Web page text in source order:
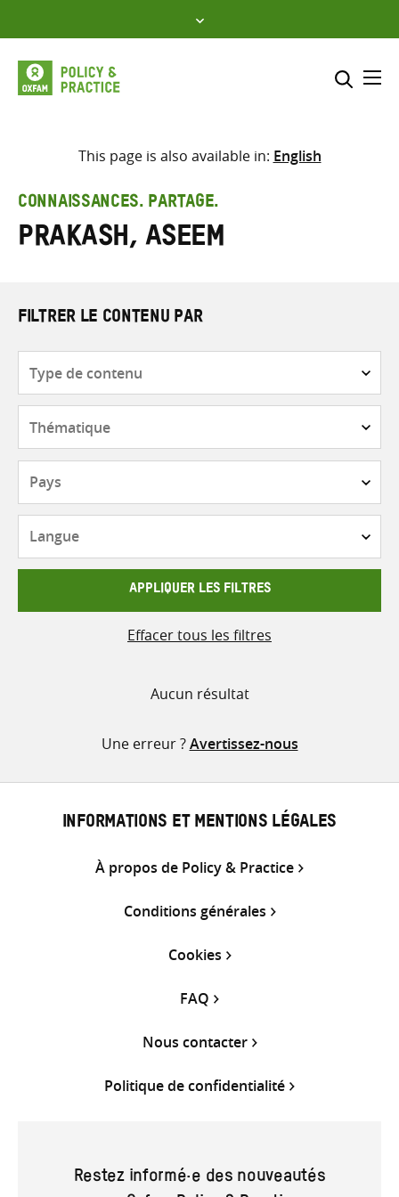
to
content
Sélectionner l’emplacement
Saisir
les
termes
This page is also available in: English
CONNAISSANCES. PARTAGE.
Prakash, Aseem
FILTRER LE CONTENU PAR
contenu
APPLIQUER LES FILTRES
Effacer tous les filtres
Aucun résultat
Une erreur ?Avertissez-nous
INFORMATIONS ET MENTIONS LÉGALES
À propos de Policy & Practice
Conditions générales
Cookies
FAQ
Nous contacter
Politique de confidentialité
Restez informé·e des nouveautés